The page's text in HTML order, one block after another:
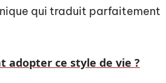
qui traduit parfaitement
adopter ce style de vie ?